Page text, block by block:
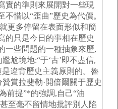
實的準則來展開對一些現
惜以“歪曲”歷史為代價。
更多停留在表面形似和簡
的只是今日的事相在歷史
一些問題的一種抽象來歷,
尬境地:“于‘古’即不盡信,
是違背歷史主義原則的。魯
賞拉斐勒·開倍爾關于歷史
前提”*的強調,自己“油
至毫不留情地批評別人陷